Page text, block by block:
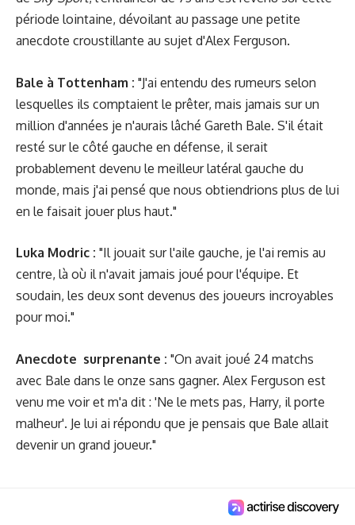
période lointaine, dévoilant au passage une petite
anecdote croustillante au sujet d'Alex Ferguson.
Bale à Tottenham : "J'ai entendu des rumeurs selon
lesquelles ils comptaient le prêter, mais jamais sur un
million d'années je n'aurais lâché Gareth Bale. S'il était
resté sur le côté gauche en défense, il serait
probablement devenu le meilleur latéral gauche du
monde, mais j'ai pensé que nous obtiendrions plus de lui
en le faisait jouer plus haut."
Luka Modric : "Il jouait sur l'aile gauche, je l'ai remis au
centre, là où il n'avait jamais joué pour l'équipe. Et
soudain, les deux sont devenus des joueurs incroyables
pour moi."
Anecdote surprenante : "On avait joué 24 matchs
avec Bale dans le onze sans gagner. Alex Ferguson est
venu me voir et m'a dit : 'Ne le mets pas, Harry, il porte
malheur'. Je lui ai répondu que je pensais que Bale allait
devenir un grand joueur."